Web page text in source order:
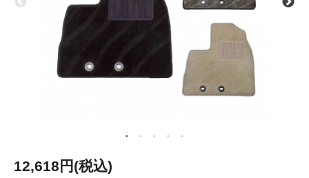
12,618円(税込)